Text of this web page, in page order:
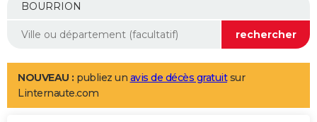
Mobiles
Meilleur smartphone
Internet
Ordinateurs
Jeux vidéo
Guide high-tech
Aménagement intérieur
LIFESTYLE
Art de vivre
Bien-être
Loisirs
Mode
Modes de vie
NOUVEAU : publiez un avis de décès gratuitsur
Linternaute.com